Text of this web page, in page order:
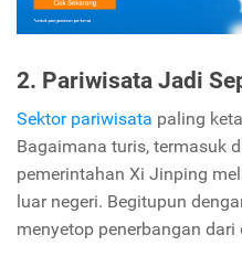
2. Pariwisata Jadi
Sektor pariwisata paling
Bagaimana turis, termasuk
pemerintahan Xi Jinping
luar negeri. Begitupun
menyetop penerbangan dari